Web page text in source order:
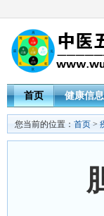
首页 健康信息
您当前的位置： 首页 >